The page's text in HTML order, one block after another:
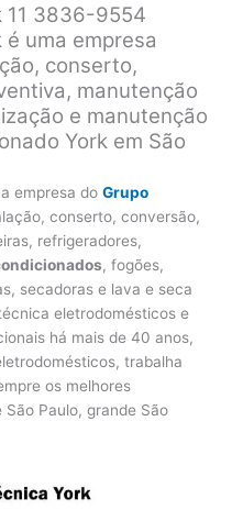
11 3836-9554
uma empresa
conserto,
manutenção
e manutenção
York em São
empresa doGrupo
conserto, conversão,
refrigeradores,
, fogões,
secadoras e lava e seca
eletrodomésticos e
há mais de 40 anos,
trabalha
os melhores
Paulo, grande São